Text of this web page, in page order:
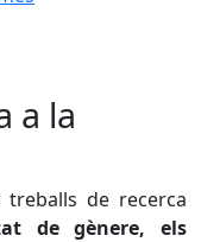
a la
de recerca
de gènere, els